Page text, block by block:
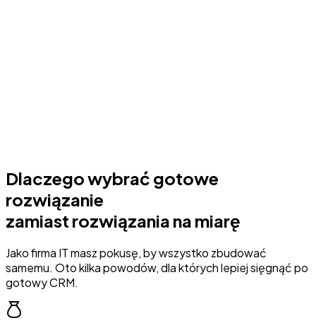
Dlaczego wybrać gotowe
rozwiązanie
zamiast rozwiązania na miarę
Jako firma IT masz pokusę, by wszystko zbudować
samemu. Oto kilka powodów, dla których lepiej sięgnąć po
gotowy CRM.